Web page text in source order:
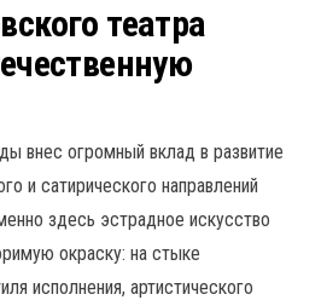
театра
внес огромный вклад в развитие
и сатирического направлений
здесь эстрадное искусство
окраску: на стыке
исполнения, артистического